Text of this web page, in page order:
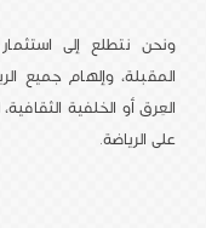
ونحن نتطلع إلى
المقبلة، وإلهام جميع
العِرق أو الخلفية
على الرياضة.